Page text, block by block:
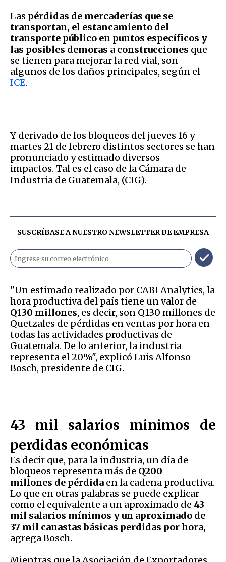
Las pérdidas de mercaderías que se
transportan, el estancamiento del
transporte público en puntos específicos y
las posibles demoras a construcciones que
se tienen para mejorar la red vial, son
algunos de los daños principales, según el
ICE.
Y derivado de los bloqueos del jueves 16 y
martes 21 de febrero distintos sectores se han
pronunciado y estimado diversos
impactos. Tal es el caso de la Cámara de
Industria de Guatemala, (CIG).
SUSCRÍBASE A NUESTRO NEWSLETTER DEEMPRESA
"Un estimado realizado por CABI Analytics, la
hora productiva del país tiene un valor de
Q130 millones, es decir, son Q130 millones de
Quetzales de pérdidas en ventas por hora en
todas las actividades productivas de
Guatemala. De lo anterior, la industria
representa el 20%", explicó Luis Alfonso
Bosch, presidente de CIG.
43 mil salarios minimos de
perdidas económicas
Es decir que, para la industria, un día de
bloqueos representa más de Q200
millones de pérdida en la cadena productiva.
Lo que en otras palabras se puede explicar
como el equivalente a un aproximado de 43
mil salarios mínimos y un aproximado de
37 mil canastas básicas perdidas por hora,
agrega Bosch.